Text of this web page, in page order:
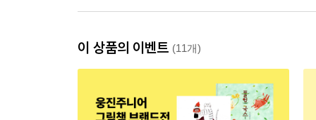
이 상품의 이벤트 (11개)